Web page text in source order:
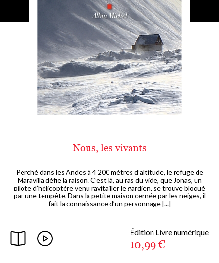
Nous, les vivants
Perché dans les Andes à 4 200 mètres d’altitude, le refuge de
Maravilla défie la raison. C’est là, au ras du vide, que Jonas, un
pilote d’hélicoptère venu ravitailler le gardien, se trouve bloqué
par une tempête. Dans la petite maison cernée par les neiges, il
fait la connaissance d’un personnage [...]
Édition Livre numérique
10,99 €